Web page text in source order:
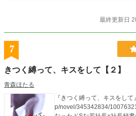
最終更新日
7
きつく縛って、キスをして【２】
青森ほたる
『きつく縛って、キスをし
p/novel/345342834/100763213）の続編